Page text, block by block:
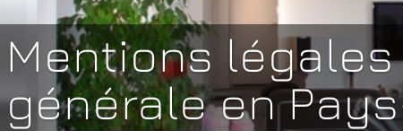
Mentions
générale en